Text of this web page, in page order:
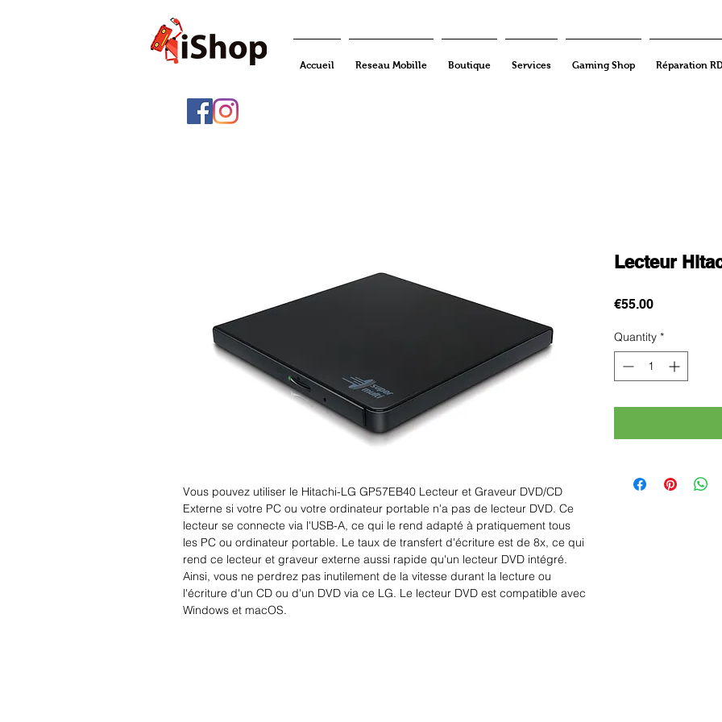
Accueil Reseau Mobille Boutique Services Gaming Shop Réparation
Vous pouvez utiliser le Hitachi-LG GP57EB40 Lecteur et Graveur DVD/CD
Externe si votre PC ou votre ordinateur portable n'a pas de lecteur DVD. Ce
lecteur se connecte via l'USB-A, ce qui le rend adapté à pratiquement tous
les PC ou ordinateur portable. Le taux de transfert d'écriture est de 8x, ce qui
rend ce lecteur et graveur externe aussi rapide qu'un lecteur DVD intégré.
Ainsi, vous ne perdrez pas inutilement de la vitesse durant la lecture ou
l'écriture d'un CD ou d'un DVD via ce LG. Le lecteur DVD est compatible avec
Windows et macOS.
Lecteur
€55.00Price
Quantity *